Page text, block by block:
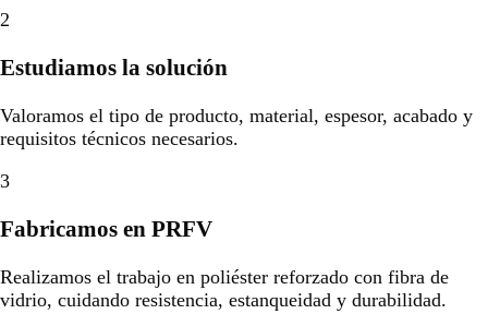
2
Estudiamos la solución
Valoramos el tipo de producto, material, espesor, acabado y
requisitos técnicos necesarios.
3
Fabricamos en PRFV
Realizamos el trabajo en poliéster reforzado con fibra de
vidrio, cuidando resistencia, estanqueidad y durabilidad.